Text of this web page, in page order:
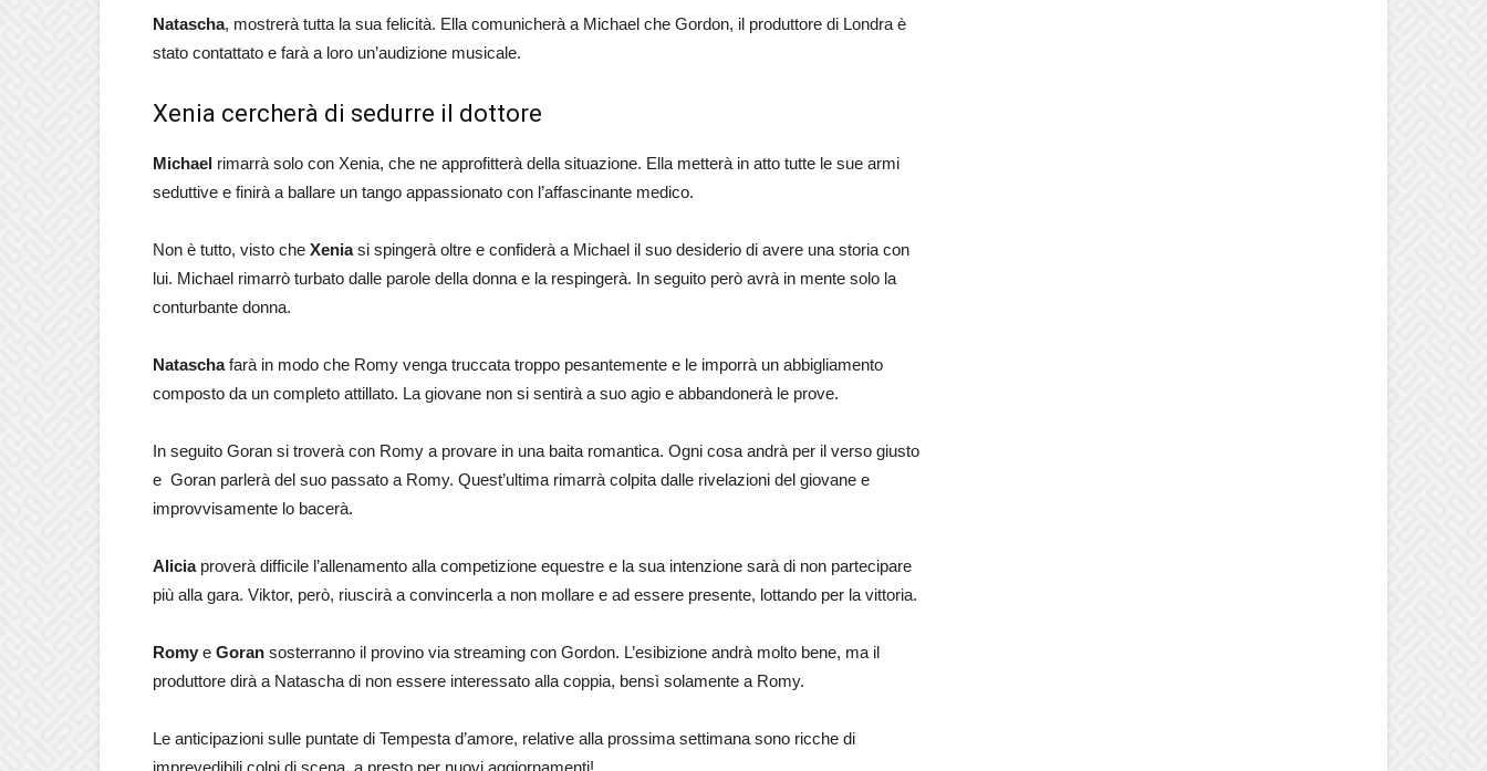
Natascha, mostrerà tutta la sua felicità. Ella comunicherà a Michael che Gordon, il produttore di Londra è
stato contattato e farà a loro un’audizione musicale.
Xenia cercherà di sedurre il dottore
Michael rimarrà solo con Xenia, che ne approfitterà della situazione. Ella metterà in atto tutte le sue armi
seduttive e finirà a ballare un tango appassionato con l’affascinante medico.
Non è tutto, visto che Xeniasi spingerà oltre e confiderà a Michael il suo desiderio di avere una storia con
lui. Michael rimarrò turbato dalle parole della donna e la respingerà. In seguito però avrà in mente solo la
conturbante donna.
Nataschafarà in modo che Romy venga truccata troppo pesantemente e le imporrà un abbigliamento
composto da un completo attillato. La giovane non si sentirà a suo agio e abbandonerà le prove.
In seguito Goran si troverà con Romy a provare in una baita romantica. Ogni cosa andrà per il verso giusto
e Goran parlerà del suo passato a Romy. Quest’ultima rimarrà colpita dalle rivelazioni del giovane e
improvvisamente lo bacerà.
Aliciaproverà difficile l’allenamento alla competizione equestre e la sua intenzione sarà di non partecipare
più alla gara. Viktor, però, riuscirà a convincerla a non mollare e ad essere presente, lottando per la vittoria.
Romy e Goran sosterranno il provino via streaming con Gordon. L’esibizione andrà molto bene, ma il
produttore dirà a Natascha di non essere interessato alla coppia, bensì solamente a Romy.
Le anticipazioni sulle puntate di Tempesta d’amore, relative alla prossima settimana sono ricche di
imprevedibili colpi di scena, a presto per nuovi aggiornamenti!